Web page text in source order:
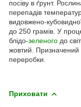
посіву в ґрунт.
перепадів
видовжено-
до 250 грамів. У
блідо-зеленого до
жовтий. Призначений
переробки.
Приховати